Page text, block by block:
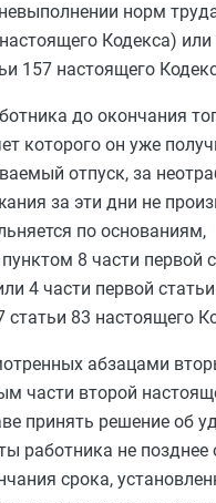
норм
настоящего Кодекса) или
157 настоящего
до окончания
которого он уже
отпуск, за
за эти дни не
по основаниям,
пунктом 8 части первой
4 части первой
статьи 83 настоящего
абзацами
части второй
принять решение об
работника не позднее
срока,